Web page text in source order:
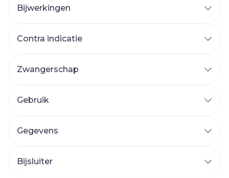
Bijwerkingen
Contra indicatie
Zwangerschap
Gebruik
Gegevens
Bijsluiter